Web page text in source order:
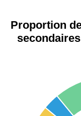
Proportion